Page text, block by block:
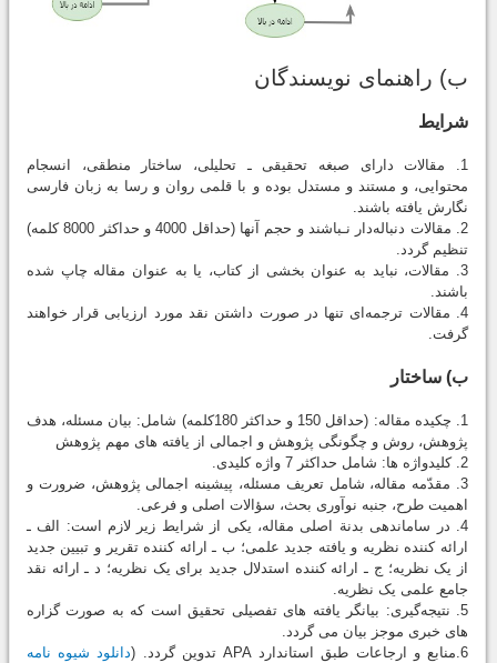
ب) راهنمای نویسندگان
شرایط
1. مقالات دارای صبغه تحقیقی ـ تحلیلی، ساختار منطقی، انسجام
محتوایی، و مستند و مستدل بوده و با قلمی روان و رسا به زبان فارسی
نگارش یافته باشند.
2. مقالات دنباله‌دار نـباشند و حجم آنها (حداقل 4000 و حداکثر 8000 کلمه)
تنظیم گردد.
3. مقالات، نباید به عنوان بخشی از کتاب، یا به عنوان مقاله چاپ شده
باشند.
4. مقالات ترجمه‌ای تنها در صورت داشتن نقد مورد ارزیابی قرار خواهند
گرفت.
ب) ساختار
1. چکیده مقاله: (حداقل 150 و حداکثر 180کلمه) شامل: بیان مسئله، هدف
پژوهش، روش و چگونگی پژوهش و اجمالی از یافته‏ های مهم پژوهش
2. کلیدواژه ‏ها: شامل حداکثر 7 واژه کلیدی.
3. مقدّمه مقاله، شامل تعریف مسئله، پیشینه اجمالی پژوهش، ضرورت و
اهمیت طرح، جنبه نوآوری بحث، سؤالات اصلی و فرعی.
4. در سامان‏دهی بدنة اصلی مقاله، یکی از شرایط زیر لازم است: الف ـ
ارائه کننده نظریه و یافته جدید علمی؛ ب ـ ارائه کننده تقریر و تبیین جدید
از یک نظریه؛ ج ـ ارائه کننده استدلال جدید برای یک نظریه؛ د ـ ارائه نقد
جامع علمی یک نظریه.
5. نتیجه‌گیری: بیانگر یافته ‏های تفصیلی تحقیق است که به صورت گزاره
‏های خبری موجز بیان می‏ گردد.
6.منابع و ارجاعات طبق استاندارد APA تدوین گردد. (
دانلود شیوه نامه